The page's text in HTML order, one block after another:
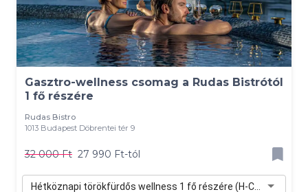
Gasztro-wellness csomag a Rudas Bistrótól
1 fő részére
Rudas Bistro
1013 Budapest Döbrentei tér 9
32 000 Ft 27 990 Ft-tól